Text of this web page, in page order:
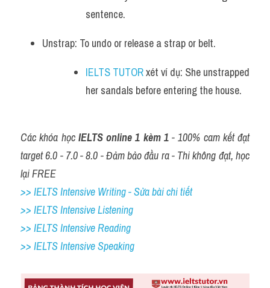
sentence.
Unstrap: To undo or release a strap or belt.
IELTS TUTOR xét ví dụ: She unstrapped
her sandals before entering the house.
Các khóa học IELTS online 1 kèm 1 - 100% cam kết đạt
target 6.0 - 7.0 - 8.0 - Đảm bảo đầu ra - Thi không đạt, học
lại FREE
>> IELTS Intensive Writing - Sửa bài chi tiết
>> IELTS Intensive Listening
>> IELTS Intensive Reading
>> IELTS Intensive Speaking